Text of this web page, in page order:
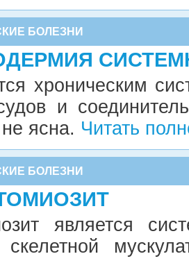
БОЛЕЗНИ
хроническим
и
ясна. Читать
БОЛЕЗНИ
является
скелетной